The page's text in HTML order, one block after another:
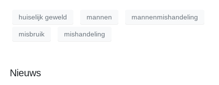
huiselijk geweld mannen mannenmishandeling
misbruik mishandeling
Nieuws